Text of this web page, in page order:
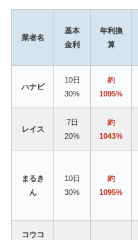
業者名
基本
金利
年利換
算
ハナビ
10日
30%
約
1095%
レイス
7日
20%
約
1043%
まるき
ん
10日
30%
約
1095%
コウコ